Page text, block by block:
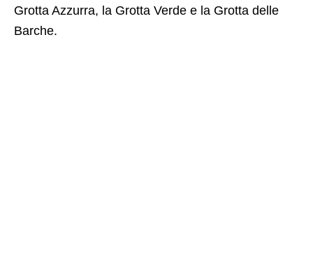
Grotta Azzurra, la Grotta Verde e la Grotta delle
Barche.